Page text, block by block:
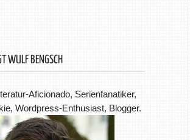
WULF BENGSCH
Aficionado, Serienfanatiker,
Wordpress-Enthusiast, Blogger.